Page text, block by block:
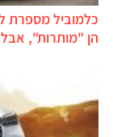
כלמוביל מספרת
הן "מותרות",